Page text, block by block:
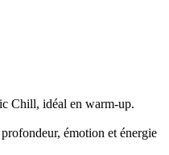
Chill, idéal en warm-up.
émotion et énergie